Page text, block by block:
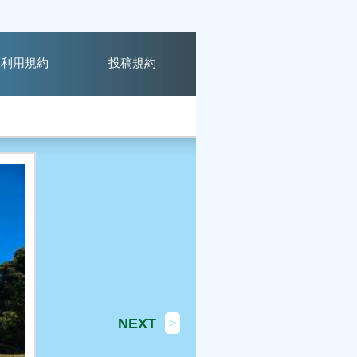
利用規約 投稿規約
NEXT >